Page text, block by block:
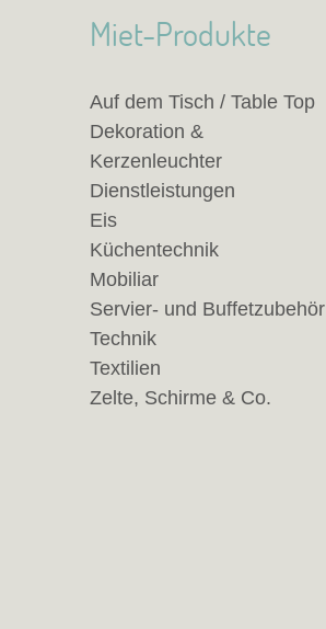
Miet-Produkte
Auf dem Tisch / Table Top
Dekoration &
Kerzenleuchter
Dienstleistungen
Eis
Küchentechnik
Mobiliar
Servier- und Buffetzubehör
Technik
Textilien
Zelte, Schirme & Co.